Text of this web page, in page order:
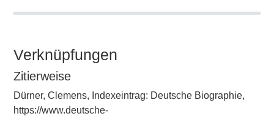
Verknüpfungen
Zitierweise
Dürner, Clemens, Indexeintrag: Deutsche Biographie,
https://www.deutsche-